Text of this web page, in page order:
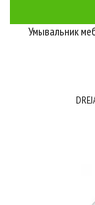
Умывальник